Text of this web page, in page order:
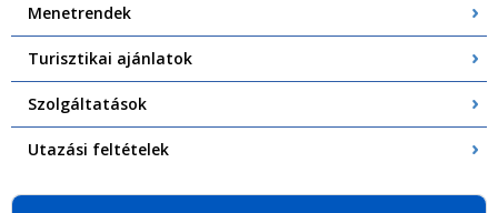
Menetrendek
Turisztikai ajánlatok
Szolgáltatások
Utazási feltételek